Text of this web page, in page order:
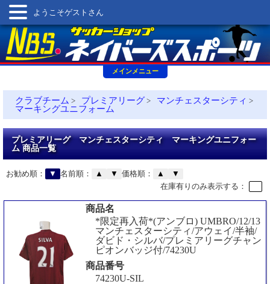
メインメニュー
ようこそゲストさん
クラブチーム > プレミアリーグ > マンチェスターシティ >
マーキングユニフォーム
プレミアリーグ マンチェスターシティ マーキングユニフォー
ム 商品一覧
お勧め順： ▼ 名前順： ▲ ▼ 価格順： ▲
▼
在庫有りのみ表示する：
商品名
*限定再入荷*(アンブロ) UMBRO/12/13
マンチェスターシティ/アウェイ/半袖/
ダビド・シルバ/プレミアリーグチャン
ピオンバッジ付/74230U
商品番号
74230U-SIL